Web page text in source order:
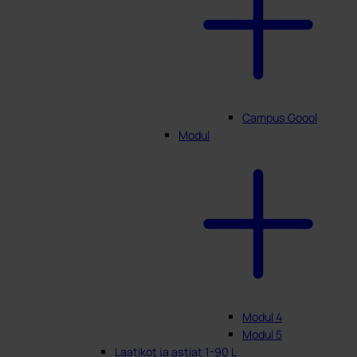
Campus Goool
Modul
Modul 4
Modul 5
Laatikot ja astiat 1-90 L